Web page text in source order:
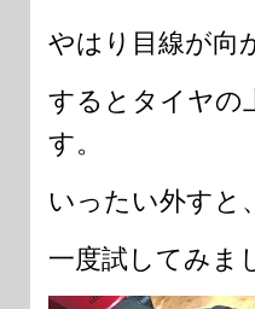
やはり目線が向
するとタイヤの
す。
いったい外すと
一度試してみま